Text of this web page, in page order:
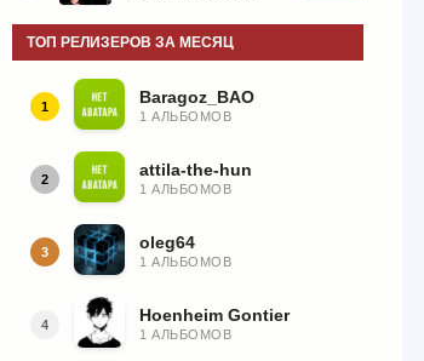
ТОП РЕЛИЗЕРОВ ЗА МЕСЯЦ
1 Baragoz_BAO
1 АЛЬБОМОВ
2 attila-the-hun
1 АЛЬБОМОВ
3 oleg64
1 АЛЬБОМОВ
4 Hoenheim Gontier
1 АЛЬБОМОВ